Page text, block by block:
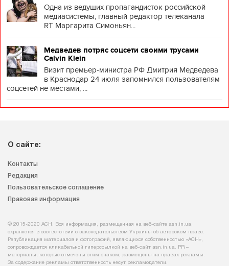
Одна из ведущих пропагандисток российской
медиасистемы, главный редактор телеканала
RT Маргарита Симоньян...
Медведев потряс соцсети своими трусами
Calvin Klein
Визит премьер-министра РФ Дмитрия Медведева
в Краснодар 24 июля запомнился пользователям
соцсетей не местами, ...
О сайте:
Контакты
Редакция
Пользовательское соглашение
Правовая информация
© 2015-2020 АСН. Вся информация, размещенная на веб-сайте asn.in.ua,
охраняется в соответствии с законодательством Украины об авторском праве.
Републикация материалов и фотографий, являющихся собственностью «АСН»,
сопровождается кликабельной гиперссылкой на веб-сайт asn.іn.ua. PR –
материалы, которые отмечены этим знаком, размещены на правах рекламы.
За содержание рекламы ответственность несут рекламодатели.